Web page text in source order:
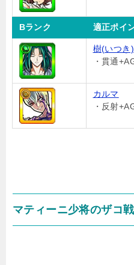
Bランク 適正ポイ
樹(いつき)
・貫通
カルマ
・反射
マティーニ少将のザコ